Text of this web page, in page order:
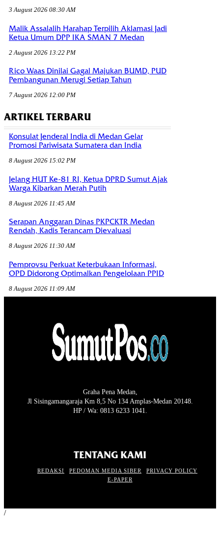
3 August 2026 08:30 AM
Malik Assalalih Harahap Terpilih Aklamasi Jadi
Ketua Umum DPP IKA SMAN 7 Medan
2 August 2026 13:22 PM
Rico Waas Dinilai Gagal Majukan BUMD, PUD
Pembangunan Merugi Setiap Tahun
7 August 2026 12:00 PM
ARTIKEL TERBARU
Konsulat Jenderal India di Medan Gelar
Promosi Pariwisata Sumatera dan India
8 August 2026 15:02 PM
Jelang HUT Ke-81 RI, Ketua DPRD Sumut Ajak
Warga Kibarkan Merah Putih
8 August 2026 11:45 AM
Serapan Anggaran Dinas PKPCKTR Medan
Rendah, Kadis Terancam Dievaluasi
8 August 2026 11:30 AM
Pemprovsu Perkuat Keterbukaan Informasi,
OPD Didorong Optimalkan Pengelolaan PPID
8 August 2026 11:09 AM
Graha Pena Medan,
Jl Sisingamangaraja Km 8,5 No 134 Amplas-Medan 20148.
HP / Wa: 0813 6233 1041.
TENTANG KAMI
REDAKSI PEDOMAN MEDIA SIBER
PRIVACY POLICY
E-PAPER
/